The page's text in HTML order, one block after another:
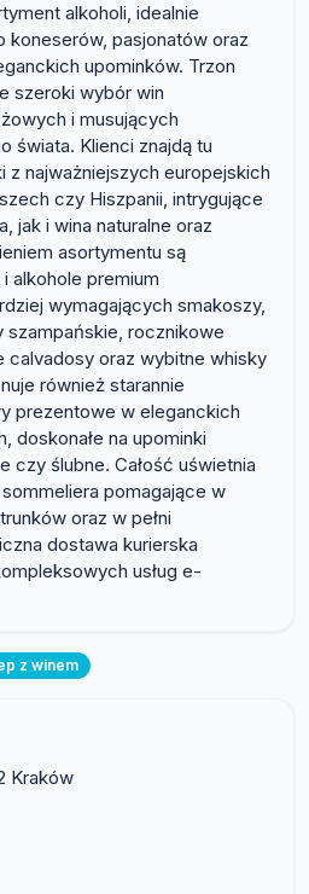
alkoholi, idealnie
koneserów, pasjonatów oraz
upominków. Trzon
szeroki wybór win
i musujących
świata. Klienci znajdą tu
z najważniejszych europejskich
czy Hiszpanii, intrygujące
jak i wina naturalne oraz
asortymentu są
alkohole premium
wymagających smakoszy,
rocznikowe
calvadosy oraz wybitne whisky
również starannie
prezentowe w eleganckich
doskonałe na upominki
czy ślubne. Całość uświetnia
pomagające w
oraz w pełni
dostawa kurierska
usług e-
z winem
Kraków